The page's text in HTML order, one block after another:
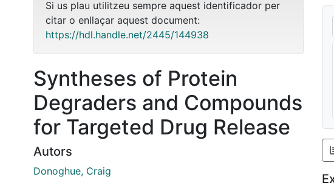
Si us plau utilitzeu sempre aquest identificador per
citar o enllaçar aquest document:
https://hdl.handle.net/2445/144938
Syntheses of Protein
Degraders and Compounds
for Targeted Drug Release
Autors
Donoghue, Craig